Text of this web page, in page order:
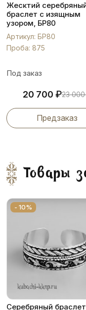
Жесктий
браслет с изящным
узором, БР80
Артикул: БР80
Проба: 875
Под заказ
20 700 ₽23
Предзаказ
Товары
- 10%
Серебряный браслет